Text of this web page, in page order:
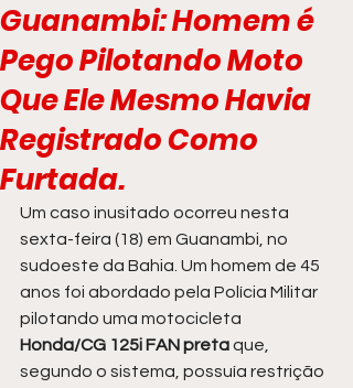
Guanambi: Homem é
Pego Pilotando Moto
Que Ele Mesmo Havia
Registrado Como
Furtada.
Um caso inusitado ocorreu nesta
sexta-feira (18) em Guanambi, no
sudoeste da Bahia. Um homem de 45
anos foi abordado pela Polícia Militar
pilotando uma motocicleta
Honda/CG 125i FAN preta que,
segundo o sistema, possuía restrição